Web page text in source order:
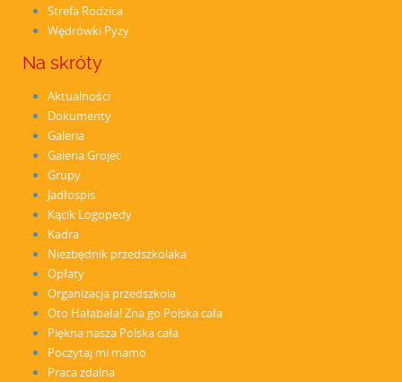
Strefa Rodzica
Wędrówki Pyzy
Na skróty
Aktualności
Dokumenty
Galeria
Galeria Grojec
Grupy
Jadłospis
Kącik Logopedy
Kadra
Niezbędnik przedszkolaka
Opłaty
Organizacja przedszkola
Oto Hałabała! Zna go Polska cała
Piękna nasza Polska cała
Poczytaj mi mamo
Praca zdalna